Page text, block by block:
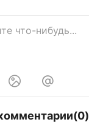
 